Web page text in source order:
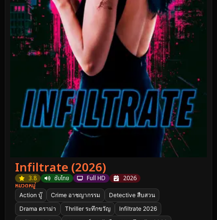
Infiltrate (2026)
3.8 ซับไทย Full HD
2026
หมวดหมู่
Action บู๊ Crime อาชญากรรม
Detective สืบสวน
Drama ดราม่า
Thriller ระทึกขวัญ
Infiltrate 2026